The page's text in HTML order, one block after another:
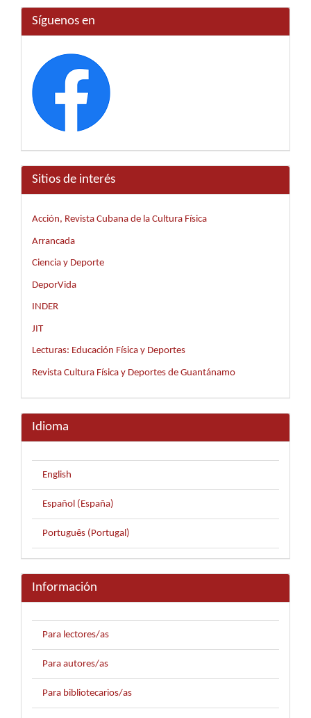
Síguenos en
Sitios de interés
Acción, Revista Cubana de la Cultura Física
Arrancada
Ciencia y Deporte
DeporVida
INDER
JIT
Lecturas: Educación Física y Deportes
Revista Cultura Física y Deportes de Guantánamo
Idioma
English
Español (España)
Português (Portugal)
Información
Para lectores/as
Para autores/as
Para bibliotecarios/as